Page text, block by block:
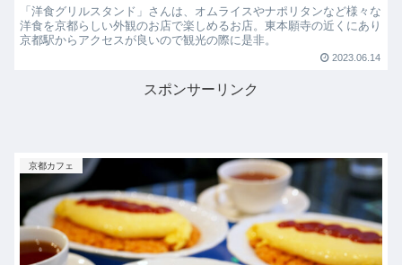
「洋食グリルスタンド」さんは、オムライスやナポリタンなど様々な
洋食を京都らしい外観のお店で楽しめるお店。東本願寺の近くにあり
京都駅からアクセスが良いので観光の際に是非。
2023.06.14
スポンサーリンク
京都カフェ